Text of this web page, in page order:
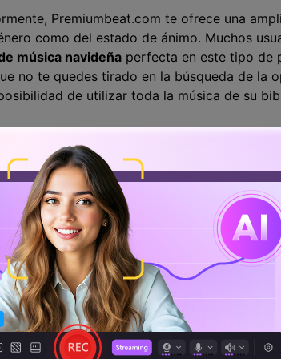
Premiumbeat.com te ofrece una
como del estado de ánimo. Muchos
música navideña perfecta en este tipo de
no te quedes tirado en la búsqueda de la
de utilizar toda la música de su